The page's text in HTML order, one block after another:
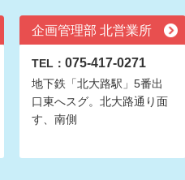
企画管理部 北営業所
TEL： 075-417-0271
地下鉄「北大路駅」5番出
口東へスグ。北大路通り面
す、南側